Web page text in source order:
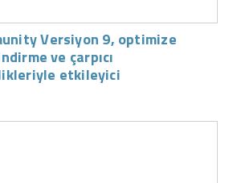
Versiyon 9, optimize
ve çarpıcı
etkileyici